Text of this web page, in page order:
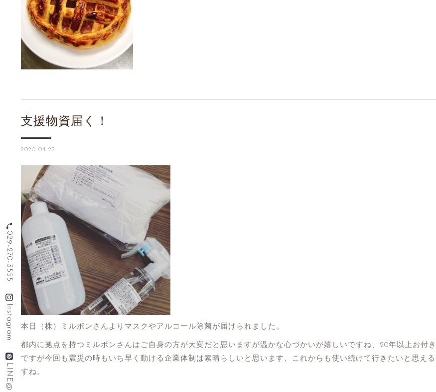
支援物資届く！
2020-04-22
本日（株）ミルボンさんよりマスクやアルコール除菌が届けられました。
都内に拠点を持つミルボンさんはご自身の方が大変だと思いますが温かな心づかいが嬉しいですね、20年以上お付
ですが今回も震災の時もいち早く動ける企業体制は素晴らしいと思います、これからも使い続けて行きたいと思え
すね。
phone
029-270-3555
Instagram
LINE@